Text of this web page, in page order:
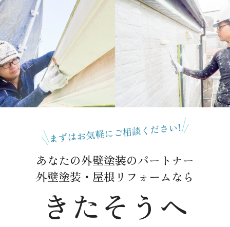
まずはお気軽にご相談ください!
あなたの外壁塗装のパートナー
外壁塗装・屋根リフォームなら
きたそうへ